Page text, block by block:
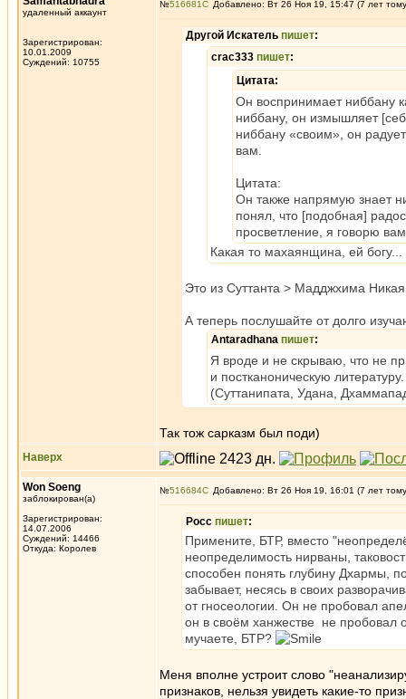
удаленный аккаунт
Зарегистрирован:
10.01.2009
Суждений: 10755
№516681 Добавлено: Вт 26 Ноя 19, 15:47 (7 лет
Другой Искатель пишет:
crac333 пишет:
Цитата:
Он воспринимает ниббану
ниббану, он измышляет
ниббану «своим», он
вам.
Цитата:
Он также напрямую знает
понял, что [подобная]
просветление, я говорю
Какая то махаянщина, ей
Это из Суттанта > Мадджхима
А теперь послушайте от долго
Antaradhana пишет:
Я вроде и не скрываю, что не
и постканоническую
(Суттанипата, Удана,
Так тож сарказм был поди)
Наверх
Won Soeng
заблокирован(а)
Зарегистрирован:
14.07.2006
Суждений: 14466
Откуда: Королев
№516684 Добавлено: Вт 26 Ноя 19, 16:01 (7 лет
Росс пишет:
Примените, БТР, вместо
неопределимость нирваны,
способен понять глубину Дхармы,
забывает, несясь в своих
от гносеологии. Он не пробовал
он в своём ханжестве не пробовал
мучаете, БТР?
Меня вполне устроит слово
признаков, нельзя увидеть какие-то